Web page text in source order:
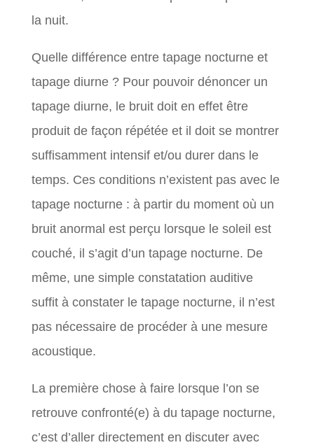
la nuit.
Quelle différence entre tapage nocturne et
tapage diurne ? Pour pouvoir dénoncer un
tapage diurne, le bruit doit en effet être
produit de façon répétée et il doit se montrer
suffisamment intensif et/ou durer dans le
temps. Ces conditions n’existent pas avec le
tapage nocturne : à partir du moment où un
bruit anormal est perçu lorsque le soleil est
couché, il s’agit d’un tapage nocturne. De
même, une simple constatation auditive
suffit à constater le tapage nocturne, il n’est
pas nécessaire de procéder à une mesure
acoustique.
La première chose à faire lorsque l’on se
retrouve confronté(e) à du tapage nocturne,
c’est d’aller directement en discuter avec